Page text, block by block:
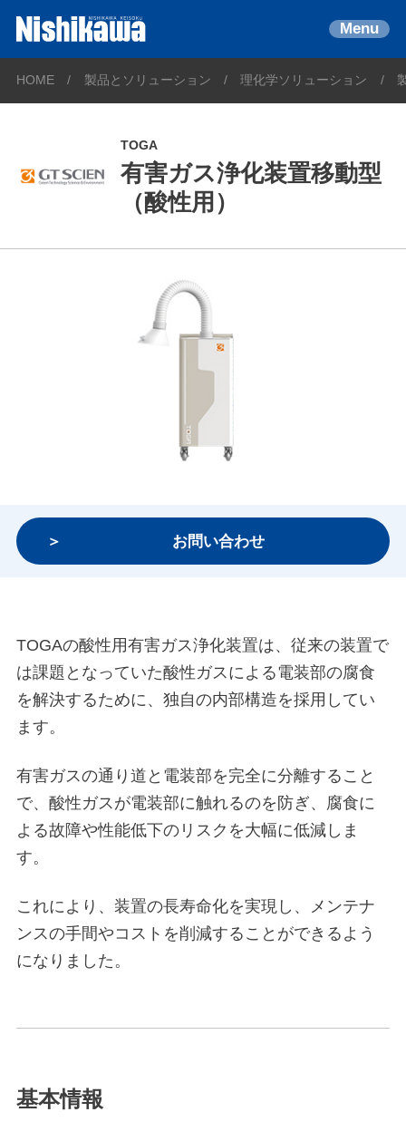
Menu
HOME 製品とソリューション 理化学ソリューション
TOGA
有害ガス浄化装置移動型
（酸性用）
お問い合わせ
TOGAの酸性用有害ガス浄化装置は、従来の装置で
は課題となっていた酸性ガスによる電装部の腐食
を解決するために、独自の内部構造を採用してい
ます。
有害ガスの通り道と電装部を完全に分離すること
で、酸性ガスが電装部に触れるのを防ぎ、腐食に
よる故障や性能低下のリスクを大幅に低減しま
す。
これにより、装置の長寿命化を実現し、メンテナ
ンスの手間やコストを削減することができるよう
になりました。
基本情報